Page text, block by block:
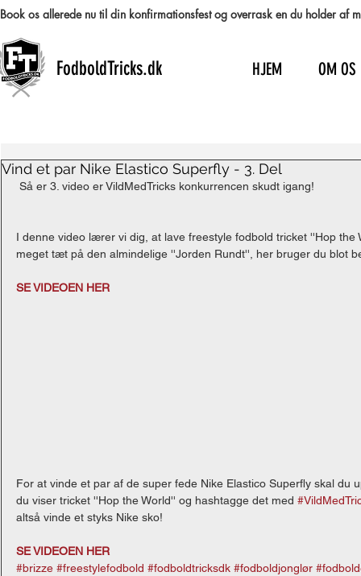
Book os allerede nu til din konfirmationsfest og overrask en du holder af
FodboldTricks.dk HJEM OM OS
Vind et par Nike Elastico Superfly - 3. Del
Så er 3. video er VildMedTricks konkurrencen skudt igang!
I denne video lærer vi dig, at lave freestyle fodbold tricket ''Hop
meget tæt på den almindelige ''Jorden Rundt'', her bruger du blot
SE VIDEOEN HER
For at vinde et par af de super fede Nike Elastico Superfly skal du
du viser tricket ''Hop the World'' og hashtagge det med
altså vinde et styks Nike sko!
SE VIDEOEN HER
#brizze #freestylefodbold #fodboldtricksdk #fodboldjonglør